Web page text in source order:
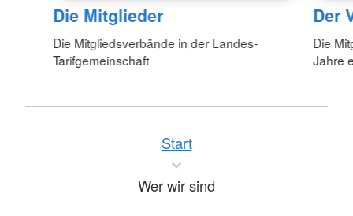
Die Mitglieder
Die Mitgliedsverbände in der Landes-
Tarifgemeinschaft
Der
Die
Jahre
Start
Wer wir sind